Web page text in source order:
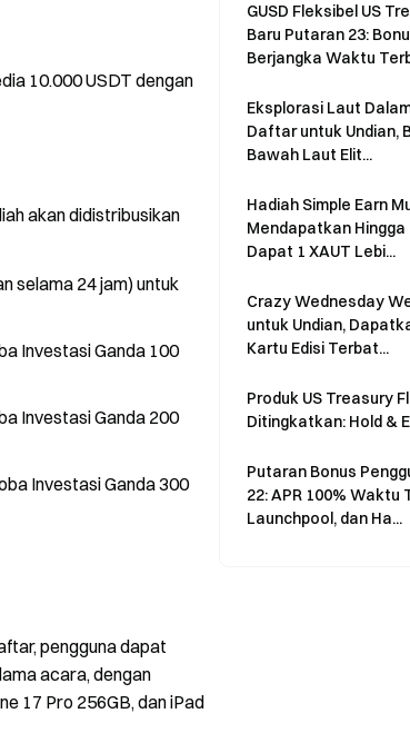
10.000 USDT dengan
akan didistribusikan
selama 24 jam) untuk
Investasi Ganda 100
Investasi Ganda 200
Investasi Ganda 300
pengguna dapat
acara, dengan
17 Pro 256GB, dan iPad
GUSD Fleksibel US
Baru Putaran 23:
Berjangka Waktu
Eksplorasi Laut
Daftar untuk Undian,
Bawah Laut Elit...
Hadiah Simple Earn
Mendapatkan Hingga
Dapat 1 XAUT Lebi...
Crazy Wednesday
untuk Undian,
Kartu Edisi Terbat...
Produk US Treasury
Ditingkatkan: Hold &
Putaran Bonus
22: APR 100%
Launchpool, dan Ha...